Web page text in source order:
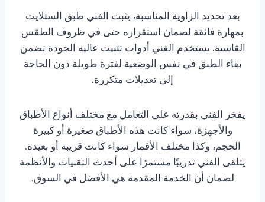
بعد تحديد الزاوية المناسبة، يثبت الفني طبق الستلايت
بمهارة فائقة لضمان استقراره حتى في ظروف الطقس
القاسية. يستخدم الفني أدوات تثبيت عالية الجودة تضمن
بقاء الطبق في نفس الوضعية لفترة طويلة دون الحاجة
إلى تعديلات متكررة.
يفخر الفني بقدرته على التعامل مع مختلف أنواع الأطباق
والأجهزة، سواء كانت هذه الأطباق صغيرة أو كبيرة
الحجم، وكذا مختلف الأقمار سواء كانت قريبة أو بعيدة.
يتلقى الفني تدريبًا مستمرًا على أحدث التقنيات والأنظمة
لضمان أن الخدمة المقدمة هي الأفضل في السوق.